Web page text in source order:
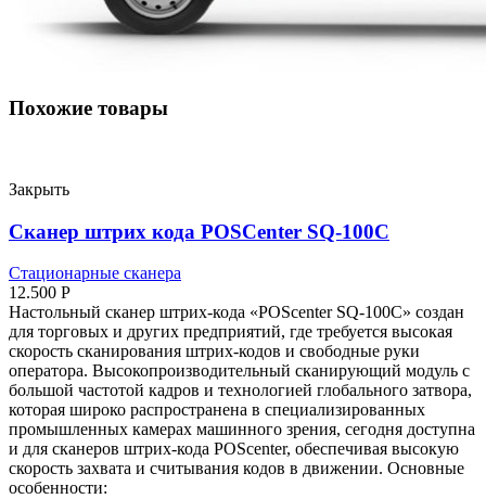
Похожие товары
Закрыть
Сканер штрих кода POSCenter SQ-100C
Стационарные сканера
12.500 Р
Настольный сканер штрих-кода «POScenter SQ-100C» создан
для торговых и других предприятий, где требуется высокая
скорость сканирования штрих-кодов и свободные руки
оператора. Высокопроизводительный сканирующий модуль с
большой частотой кадров и технологией глобального затвора,
которая широко распространена в специализированных
промышленных камерах машинного зрения, сегодня доступна
и для сканеров штрих-кода POScenter, обеспечивая высокую
скорость захвата и считывания кодов в движении. Основные
особенности: